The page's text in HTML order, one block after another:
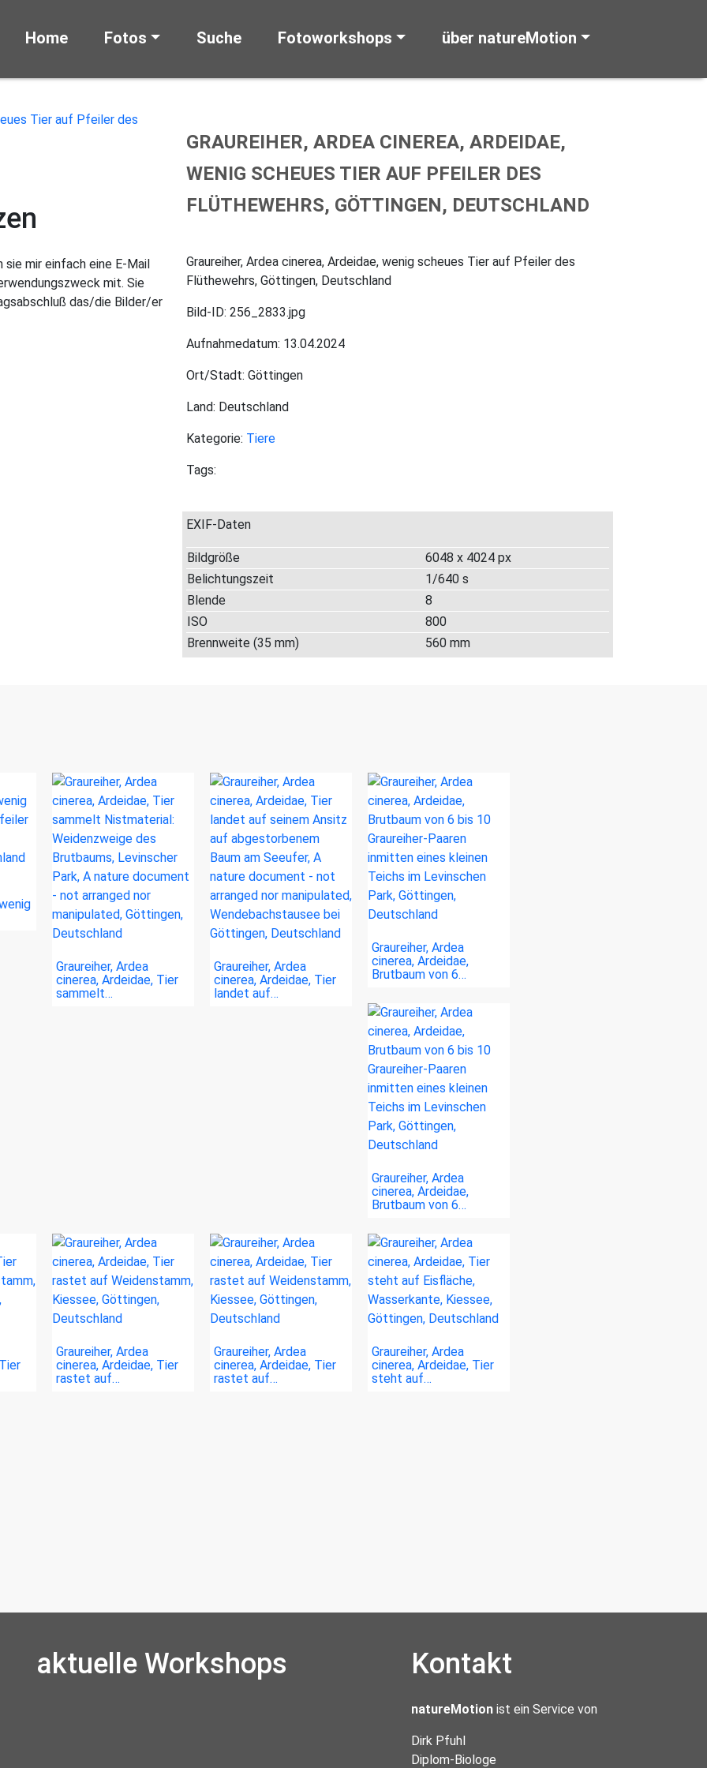
Home Fotos Suche Fotoworkshops über natureMotion
mir einfach eine E-Mail
mit. Sie
das/die Bilder/er
GRAUREIHER, ARDEA CINEREA, ARDEIDAE,
WENIG SCHEUES TIER AUF PFEILER DES
FLÜTHEWEHRS, GÖTTINGEN, DEUTSCHLAND
Graureiher, Ardea cinerea, Ardeidae, wenig scheues Tier auf Pfeiler des
Flüthewehrs, Göttingen, Deutschland
Bild-ID: 256_2833.jpg
Aufnahmedatum: 13.04.2024
Ort/Stadt: Göttingen
Land: Deutschland
Kategorie: Tiere
Tags:
EXIF-Daten
Bildgröße
6048 x 4024 px
Belichtungszeit
1/640 s
Blende
8
ISO
800
Brennweite (35 mm)
560 mm
Graureiher, Ardea
cinerea, Ardeidae, Tier
sammelt…
Graureiher, Ardea
cinerea, Ardeidae, Tier
landet auf…
Graureiher, Ardea
cinerea, Ardeidae,
Brutbaum von 6…
Graureiher, Ardea
cinerea, Ardeidae,
Brutbaum von 6…
Graureiher, Ardea
cinerea, Ardeidae, Tier
rastet auf…
Graureiher, Ardea
cinerea, Ardeidae, Tier
rastet auf…
Graureiher, Ardea
cinerea, Ardeidae, Tier
steht auf…
aktuelle Workshops Kontakt
natureMotion ist ein Service von
Dirk Pfuhl
Diplom-Biologe